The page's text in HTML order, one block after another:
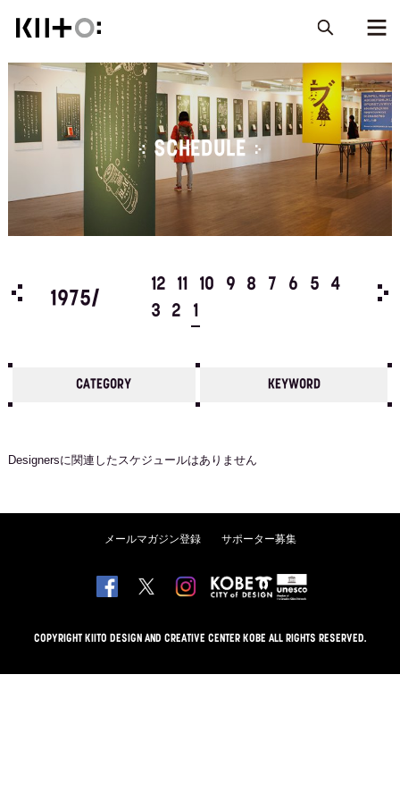
SCHEDULE
4
1975/
12 11 10 9 8 7 6 5
4
3
2 1
CATEGORY KEYWORD
Designersに関連したスケジュールはありません
メールマガジン登録 サポーター募集
COPYRIGHT KIITO DESIGN AND CREATIVE CENTER KOBE ALL RIGHTS RESERVED.